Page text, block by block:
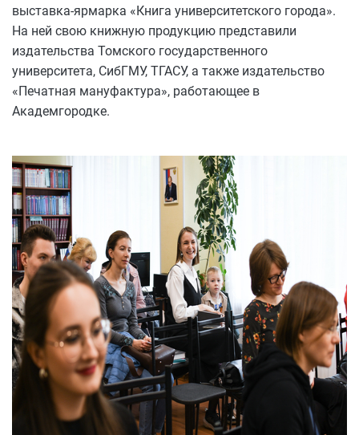
выставка-ярмарка «Книга университетского города».
На ней свою книжную продукцию представили
издательства Томского государственного
университета, СибГМУ, ТГАСУ, а также издательство
«Печатная мануфактура», работающее в
Академгородке.